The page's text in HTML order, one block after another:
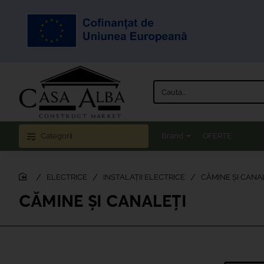
Cauta...
Categorii Brand OFERTE
CĂMINE ȘI CANALEȚI
ELECTRICE INSTALAȚII ELECTRICE CĂMINE ȘI